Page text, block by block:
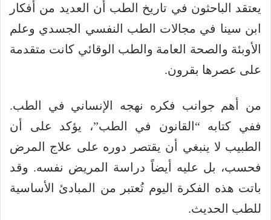
يعتقد الباحثون في تاريخ الطب أن العديد من أفكار
ابن سينا ​​في مجالات الطب النفسي الجسدي وعلم
الأوبئة والصحة العامة والطب الوقائي كانت متقدمة
على عصرها بقرون.
من أهم جوانب فكره نهجه الإنساني في الطب.
ففي كتابه “القانون في الطب”، يؤكد على أن
الطبيب لا ينبغي أن يقتصر دوره على علاج المرض
فحسب، بل عليه أيضاً دراسة المريض نفسه. وقد
باتت هذه الفكرة اليوم تُعتبر من المبادئ الأساسية
للطب الحديث.